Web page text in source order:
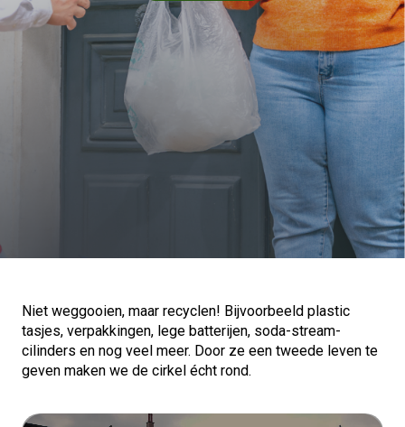
Niet weggooien, maar recyclen! Bijvoorbeeld plastic
tasjes, verpakkingen, lege batterijen, soda-stream-
cilinders en nog veel meer. Door ze een tweede leven te
geven maken we de cirkel écht rond.